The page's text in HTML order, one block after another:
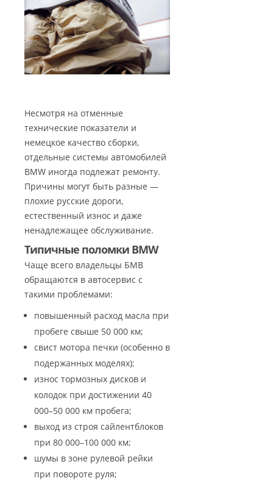
Несмотря на отменные
технические показатели и
немецкое качество сборки,
отдельные системы автомобилей
BMW иногда подлежат ремонту.
Причины могут быть разные —
плохие русские дороги,
естественный износ и даже
ненадлежащее обслуживание.
Типичные поломки BMW
Чаще всего владельцы БМВ
обращаются в автосервис с
такими проблемами:
повышенный расход масла при
пробеге свыше 50 000 км;
свист мотора печки (особенно в
подержанных моделях);
износ тормозных дисков и
колодок при достижении 40
000–50 000 км пробега;
выход из строя сайлентблоков
при 80 000–100 000 км;
шумы в зоне рулевой рейки
при повороте руля;